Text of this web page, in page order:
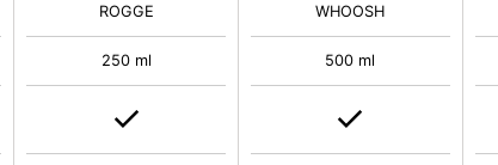
ROGGE
250 ml
WHOOSH
500 ml